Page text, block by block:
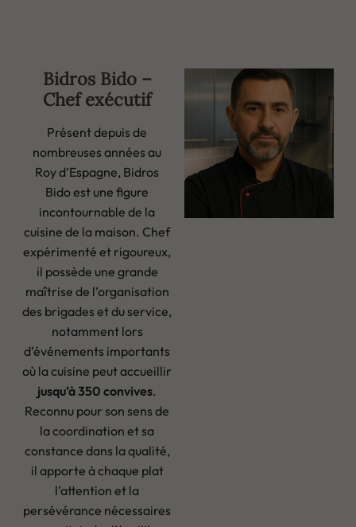
Bidros Bido –
Chef exécutif
Présent depuis de
nombreuses années au
Roy d’Espagne, Bidros
Bido est une figure
incontournable de la
cuisine de la maison. Chef
expérimenté et rigoureux,
il possède une grande
maîtrise de l’organisation
des brigades et du service,
notamment lors
d’événements importants
où la cuisine peut accueillir
jusqu’à 350 convives.
Reconnu pour son sens de
la coordination et sa
constance dans la qualité,
il apporte à chaque plat
l’attention et la
persévérance nécessaires